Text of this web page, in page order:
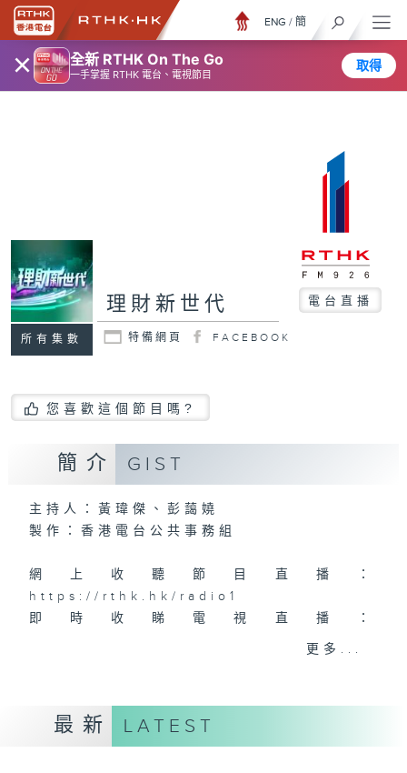
× 全新 RTHK On The Go
一手掌握 RTHK 電台、電視節目
取得
ENG / 簡
所有集數
理財新世代 電台直播
特備網頁 FACEBOOK
您喜歡這個節目嗎?
簡介 GIST
主持人：黃瑋傑、彭藹嬈
製作：香港電台公共事務組
網上收聽節目直播：
https://rthk.hk/radio1
即時收睇電視直播：
香港電台公共事務組
更多...
最新 LATEST